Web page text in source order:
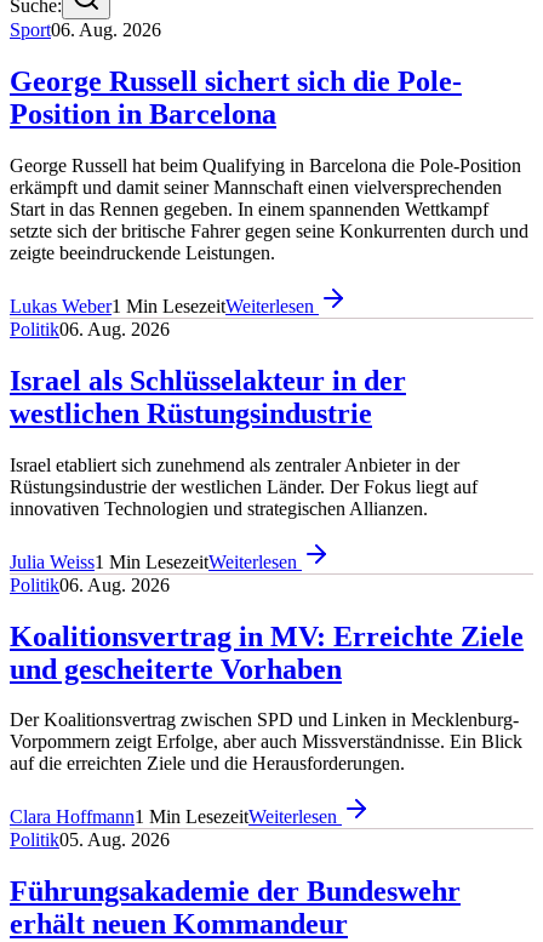
Suche:
Sport06. Aug. 2026
George Russell sichert sich die Pole-
Position in Barcelona
George Russell hat beim Qualifying in Barcelona die Pole-Position
erkämpft und damit seiner Mannschaft einen vielversprechenden
Start in das Rennen gegeben. In einem spannenden Wettkampf
setzte sich der britische Fahrer gegen seine Konkurrenten durch und
zeigte beeindruckende Leistungen.
Lukas Weber1 Min LesezeitWeiterlesen
Politik06. Aug. 2026
Israel als Schlüsselakteur in der
westlichen Rüstungsindustrie
Israel etabliert sich zunehmend als zentraler Anbieter in der
Rüstungsindustrie der westlichen Länder. Der Fokus liegt auf
innovativen Technologien und strategischen Allianzen.
Julia Weiss1 Min LesezeitWeiterlesen
Politik06. Aug. 2026
Koalitionsvertrag in MV: Erreichte Ziele
und gescheiterte Vorhaben
Der Koalitionsvertrag zwischen SPD und Linken in Mecklenburg-
Vorpommern zeigt Erfolge, aber auch Missverständnisse. Ein Blick
auf die erreichten Ziele und die Herausforderungen.
Clara Hoffmann1 Min LesezeitWeiterlesen
Politik05. Aug. 2026
Führungsakademie der Bundeswehr
erhält neuen Kommandeur